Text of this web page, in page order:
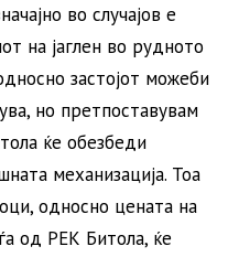
во случајов е
на јаглен во рудното
застојот можеби
но претпоставувам
ќе обезбеди
механизација. Тоа
односно цената на
од РЕК Битола, ќе